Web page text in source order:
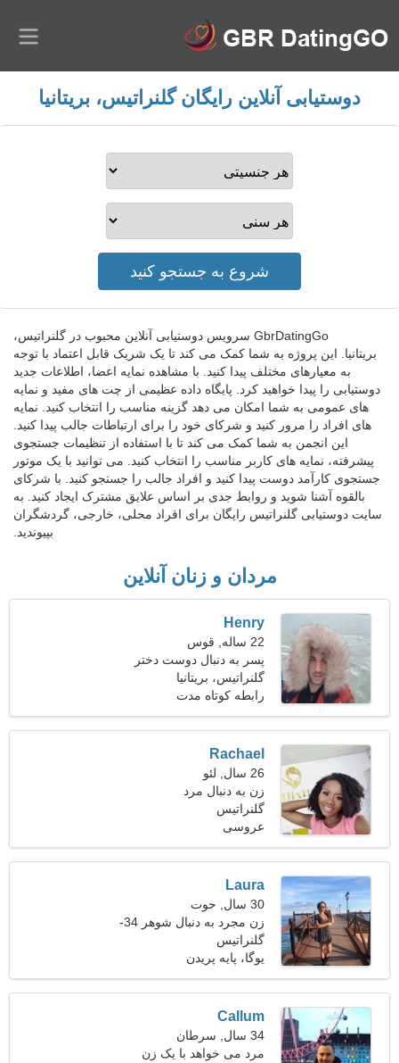
دوستیابی آنلاین رایگان گلنراتیس، بریتانیا
GbrDatingGo سرویس دوستیابی آنلاین محبوب در گلنراتیس،
بریتانیا. این پروژه به شما کمک می کند تا یک شریک قابل اعتماد با توجه
به معیارهای مختلف پیدا کنید. با مشاهده نمایه اعضا، اطلاعات جدید
دوستیابی را پیدا خواهید کرد. پایگاه داده عظیمی از چت های مفید و نمایه
های عمومی به شما امکان می دهد گزینه مناسب را انتخاب کنید. نمایه
های افراد را مرور کنید و شرکای خود را برای ارتباطات جالب پیدا کنید.
این انجمن به شما کمک می کند تا با استفاده از تنظیمات جستجوی
پیشرفته، نمایه های کاربر مناسب را انتخاب کنید. می توانید با یک موتور
جستجوی کارآمد دوست پیدا کنید و افراد جالب را جستجو کنید. با شرکای
بالقوه آشنا شوید و روابط جدی بر اساس علایق مشترک ایجاد کنید. به
سایت دوستیابی گلنراتیس رایگان برای افراد محلی، خارجی، گردشگران
بپیوندید.
مردان و زنان آنلاین
Henry
22 ساله, قوس
پسر به دنبال دوست دختر
است 25-29
گلنراتیس، بریتانیا
رابطه کوتاه مدت
Rachael
26 سال, لئو
زن به دنبال مرد
گلنراتیس
عروسی
Laura
30 سال, حوت
زن مجرد به دنبال شوهر 34-
40
گلنراتیس
یوگا، پایه پریدن
Callum
34 سال, سرطان
مرد می خواهد با یک زن